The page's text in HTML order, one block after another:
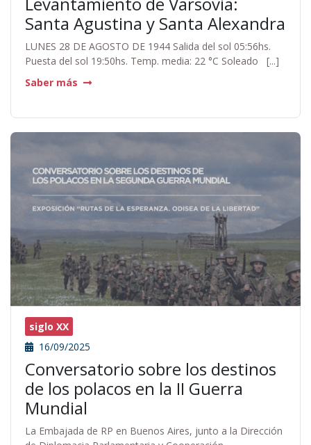
Santa Agustina y Santa Alexandra
LUNES 28 DE AGOSTO DE 1944 Salida del sol 05:56hs.
Puesta del sol 19:50hs. Temp. media: 22 °C Soleado [...]
Saber más
siglo XX
16/09/2025
Conversatorio sobre los destinos
de los polacos en la II Guerra
Mundial
La Embajada de RP en Buenos Aires, junto a la Dirección